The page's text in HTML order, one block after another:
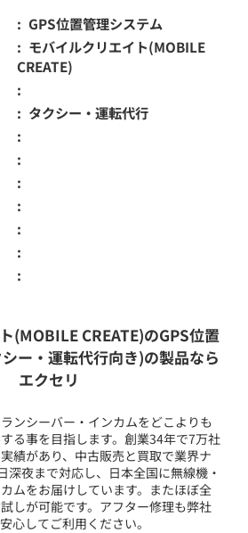
GPS位置管理システム
モバイルクリエイト(MOBILE
CREATE)
タクシー・運転代行
(MOBILE CREATE)のGPS位置
ー・運転代行向き)の製品なら
エクセリ
ンシーバー・インカムをどこよりも
る事を目指します。創業34年で7万社
績があり、中古販売と買取で業界ナ
深夜まで対応し、日本全国に無線機・
ムをお届けしています。またほぼ全
しが可能です。アフター修理も弊社
心してご利用ください。